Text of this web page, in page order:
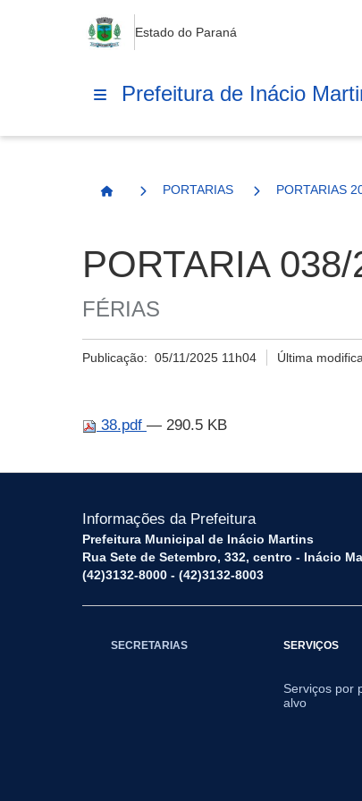
Estado do Paraná
Prefeitura de Inácio
Página Inicial
PORTARIAS PORTARIAS
PORTARIA 038/
FÉRIAS
Publicação: 05/11/2025 11h04 Última
38.pdf — 290.5 KB
Informações da Prefeitura
Prefeitura Municipal de Inácio Martins
Rua Sete de Setembro, 332, centro - Inácio
(42)3132-8000 - (42)3132-8003
SECRETARIAS SERVIÇOS
Serviços por
alvo